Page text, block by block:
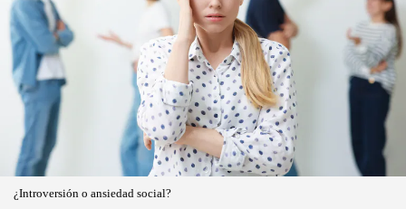
¿Introversión o ansiedad social?